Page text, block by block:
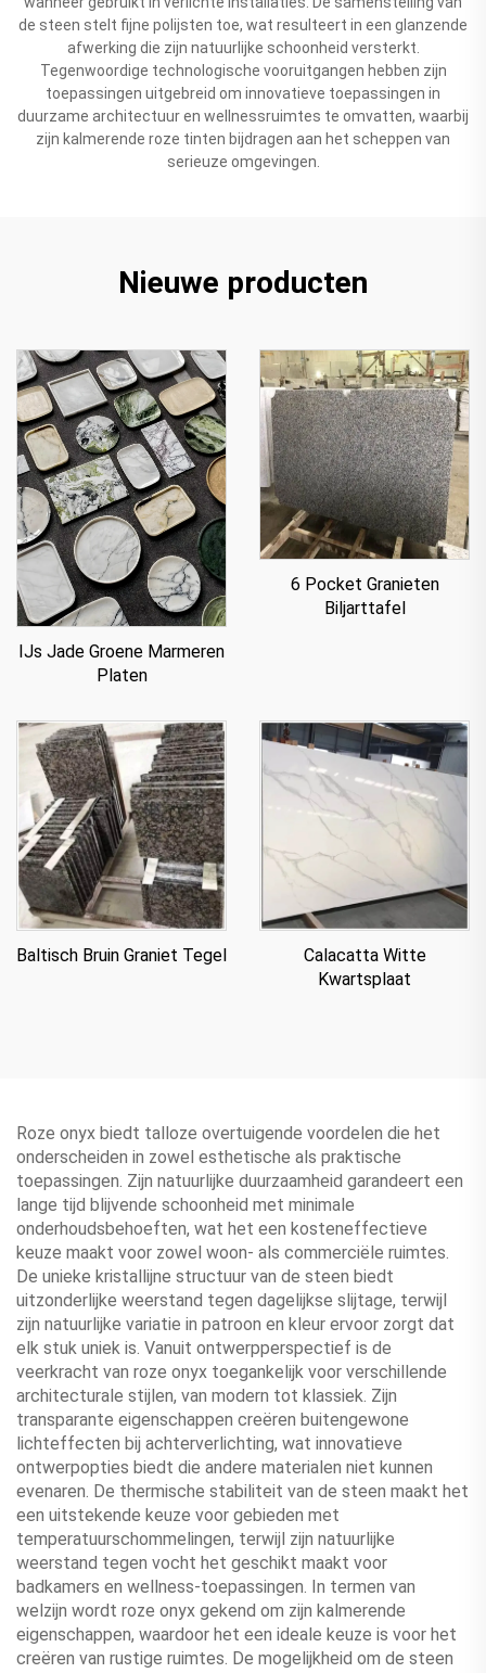
de steen stelt fijne polijsten toe, wat resulteert in een glanzende
afwerking die zijn natuurlijke schoonheid versterkt.
Tegenwoordige technologische vooruitgangen hebben zijn
toepassingen uitgebreid om innovatieve toepassingen in
duurzame architectuur en wellnessruimtes te omvatten, waarbij
zijn kalmerende roze tinten bijdragen aan het scheppen van
serieuze omgevingen.
Nieuwe producten
IJs Jade Groene Marmeren
Platen
6 Pocket Granieten
Biljarttafel
Baltisch Bruin Graniet Tegel
Calacatta Witte
Kwartsplaat
Roze onyx biedt talloze overtuigende voordelen die het
onderscheiden in zowel esthetische als praktische
toepassingen. Zijn natuurlijke duurzaamheid garandeert een
lange tijd blijvende schoonheid met minimale
onderhoudsbehoeften, wat het een kosteneffectieve
keuze maakt voor zowel woon- als commerciële ruimtes.
De unieke kristallijne structuur van de steen biedt
uitzonderlijke weerstand tegen dagelijkse slijtage, terwijl
zijn natuurlijke variatie in patroon en kleur ervoor zorgt dat
elk stuk uniek is. Vanuit ontwerpperspectief is de
veerkracht van roze onyx toegankelijk voor verschillende
architecturale stijlen, van modern tot klassiek. Zijn
transparante eigenschappen creëren buitengewone
lichteffecten bij achterverlichting, wat innovatieve
ontwerpopties biedt die andere materialen niet kunnen
evenaren. De thermische stabiliteit van de steen maakt het
een uitstekende keuze voor gebieden met
temperatuurschommelingen, terwijl zijn natuurlijke
weerstand tegen vocht het geschikt maakt voor
badkamers en wellness-toepassingen. In termen van
welzijn wordt roze onyx gekend om zijn kalmerende
eigenschappen, waardoor het een ideale keuze is voor het
creëren van rustige ruimtes. De mogelijkheid om de steen